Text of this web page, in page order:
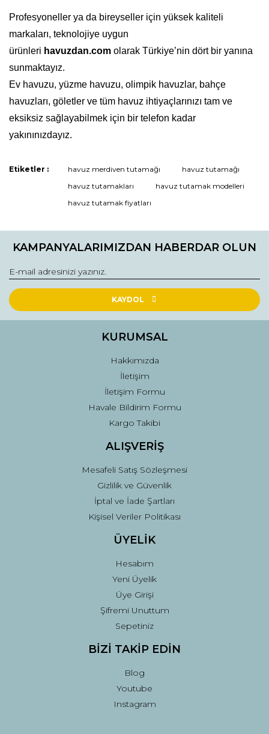
Profesyoneller ya da bireyseller için yüksek kaliteli
markaları, teknolojiye uygun
ürünleri havuzdan.com olarak Türkiye’nin dört bir yanına
sunmaktayız.
Ev havuzu, yüzme havuzu, olimpik havuzlar, bahçe
havuzları, göletler ve tüm havuz ihtiyaçlarınızı tam ve
eksiksiz sağlayabilmek için bir telefon kadar
yakınınızdayız.
Bu ürüne ilk yorumu siz yapın!
Etiketler : havuz merdiven tutamağı
havuz tutamağı
havuz tutamakları
havuz tutamak modelleri
havuz tutamak fiyatları
KAMPANYALARIMIZDAN HABERDAR OLUN
KAYDOL
KURUMSAL
Hakkımızda
İletişim
İletişim Formu
Havale Bildirim Formu
Kargo Takibi
ALIŞVERİŞ
Mesafeli Satış Sözleşmesi
Gizlilik ve Güvenlik
İptal ve İade Şartları
Kişisel Veriler Politikası
ÜYELİK
Hesabım
Yeni Üyelik
Üye Girişi
Şifremi Unuttum
Sepetiniz
BİZİ TAKİP EDİN
Blog
Youtube
Instagram